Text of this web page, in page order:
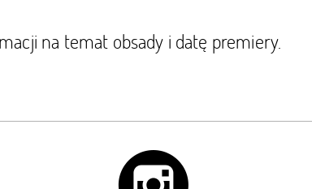
na temat obsady i datę premiery.